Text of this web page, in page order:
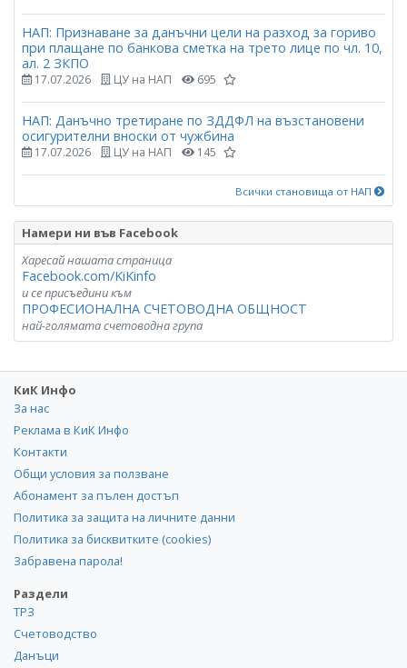
НАП: Признаване за данъчни цели на разход за гориво
при плащане по банкова сметка на трето лице по чл. 10,
ал. 2 ЗКПО
17.07.2026 ЦУ на НАП 695
НАП: Данъчно третиране по ЗДДФЛ на възстановени
осигурителни вноски от чужбина
17.07.2026 ЦУ на НАП 145
Всички становища от НАП
Намери ни във Facebook
Харесай нашата страница
Facebook.com/KiKinfo
и се присъедини към
ПРОФЕСИОНАЛНА СЧЕТОВОДНА ОБЩНОСТ
най-голямата счетоводна група
КиК Инфо
За нас
Реклама в КиК Инфо
Контакти
Общи условия за ползване
Абонамент за пълен достъп
Политика за защита на личните данни
Политика за бисквитките (cookies)
Забравена парола!
Раздели
ТРЗ
Счетоводство
Данъци